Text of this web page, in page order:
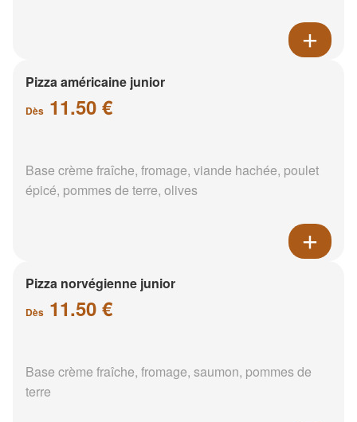
Pizza américaine junior
Dès 11.50 €
Base crème fraîche, fromage, viande hachée, poulet
épicé, pommes de terre, olives
Pizza norvégienne junior
Dès 11.50 €
Base crème fraîche, fromage, saumon, pommes de
terre